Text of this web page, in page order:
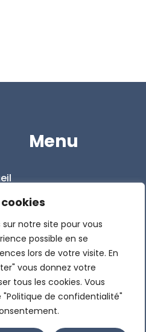
sur notre site pour vous
possible en se
lors de votre visite. En
vous donnez votre
tous les cookies. Vous
"Politique de confidentialité"
Menu
de confidentialité